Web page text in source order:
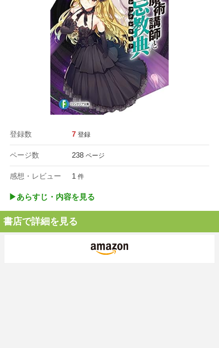
登録数 7 登録
ページ数 238 ページ
感想・レビュー 1 件
▶︎あらすじ・内容を見る
書店で詳細を見る